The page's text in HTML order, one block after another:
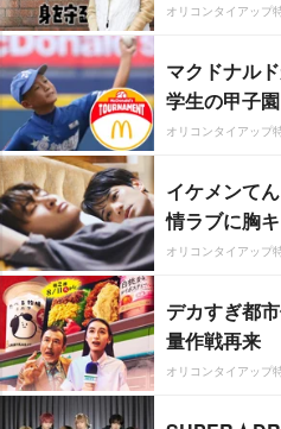
オリコンタイアップ
マクドナル
学生の甲子園
オリコンタイアップ
イケメンて
情ラブに胸
オリコンタイアップ
デカすぎ都
量作戦再来
オリコンタイアップ